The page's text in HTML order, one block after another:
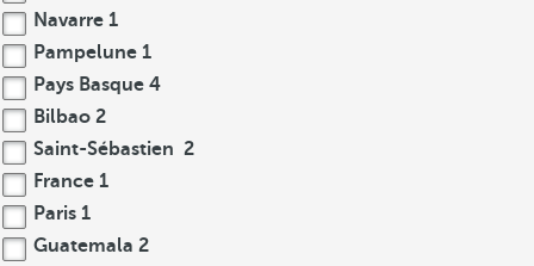
Navarre 1
Pampelune 1
Pays Basque 4
Bilbao 2
Saint-Sébastien 2
France 1
Paris 1
Guatemala 2